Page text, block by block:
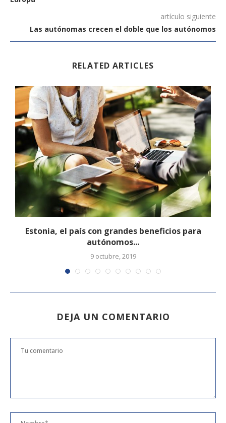
artículo siguiente
Las autónomas crecen el doble que los autónomos
RELATED ARTICLES
Estonia, el país con grandes beneficios para
autónomos...
9 octubre, 2019
DEJA UN COMENTARIO